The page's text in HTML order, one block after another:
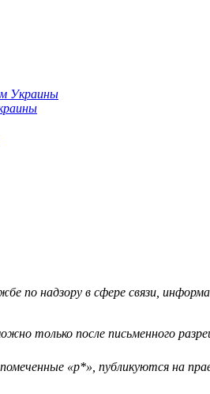
по надзору в сфере связи,
только после письменного
«р*», публикуются на